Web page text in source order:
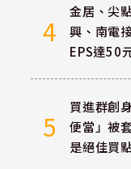
4
金居、尖
興、南電
EPS達50
5
買進群創
便當」被
是絕佳買